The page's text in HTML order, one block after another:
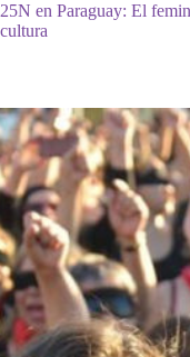
25N en Paraguay: El
cultura